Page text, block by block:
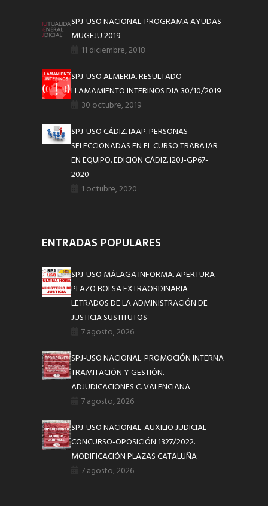
SPJ-USO NACIONAL. PROGRAMA AYUDAS
MUGEJU 2019
11 diciembre, 2018
SPJ-USO ALMERIA. RESULTADO
LLAMAMIENTO INTERINOS DIA 30/10/2019
30 octubre, 2019
SPJ-USO CÁDIZ. IAAP. PERSONAS
SELECCIONADAS EN EL CURSO TRABAJAR
EN EQUIPO. EDICIÓN CÁDIZ. I20J-GP67-
2020
1 octubre, 2020
ENTRADAS POPULARES
SPJ-USO MÁLAGA INFORMA. APERTURA
PLAZO BOLSA EXTRAORDINARIA
LETRADOS DE LA ADMINISTRACIÓN DE
JUSTICIA SUSTITUTOS
7 agosto, 2026
SPJ-USO NACIONAL. PROMOCIÓN INTERNA
TRAMITACIÓN Y GESTIÓN.
ADJUDICACIONES C. VALENCIANA
7 agosto, 2026
SPJ-USO NACIONAL. AUXILIO JUDICIAL
CONCURSO-OPOSICIÓN 1327/2022.
MODIFICACIÓN PLAZAS CATALUÑA
7 agosto, 2026